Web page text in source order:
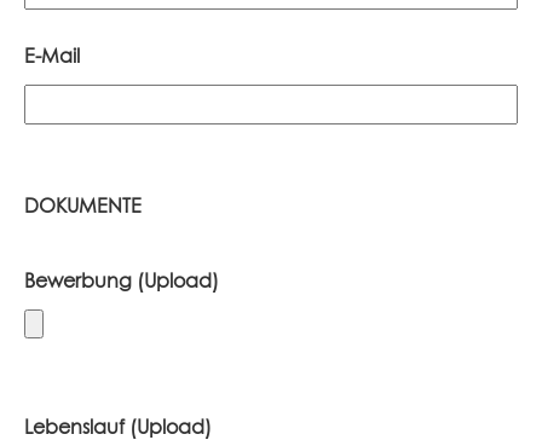
E-Mail
DOKUMENTE
Bewerbung (Upload)
Lebenslauf (Upload)